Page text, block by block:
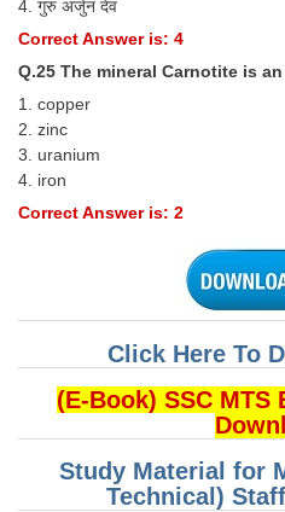
4. गुरु अर्जुन देव
Correct Answer is: 4
Q.25 The mineral Carnotite is
1. copper
2. zinc
3. uranium
4. iron
Correct Answer is: 2
Click Here To
(E-Book) SSC MTS
Study Material for
Technical)